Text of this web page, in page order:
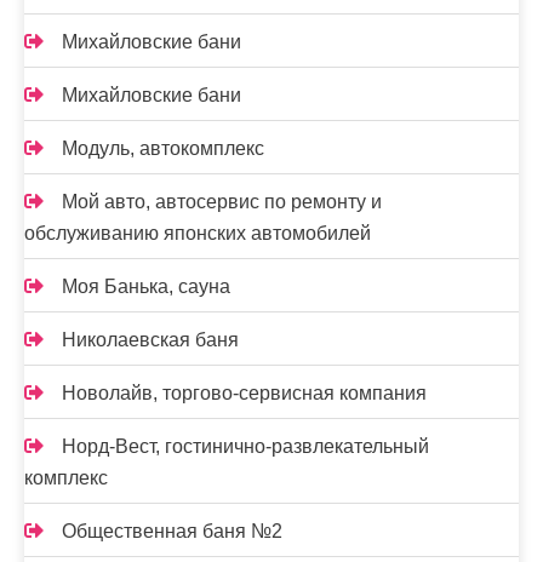
Михайловские бани
Михайловские бани
Модуль, автокомплекс
Мой авто, автосервис по ремонту и
обслуживанию японских автомобилей
Моя Банька, сауна
Николаевская баня
Новолайв, торгово-сервисная компания
Норд-Вест, гостинично-развлекательный
комплекс
Общественная баня №2